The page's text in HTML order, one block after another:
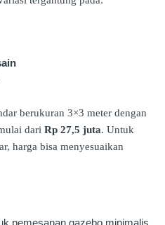
berukuran 3×3 meter dengan
dari Rp 27,5 juta. Untuk
harga bisa menyesuaikan